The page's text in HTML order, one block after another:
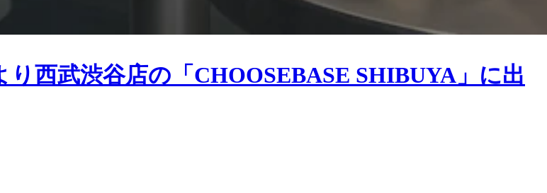
西武渋谷店の「CHOOSEBASE SHIBUYA」に出